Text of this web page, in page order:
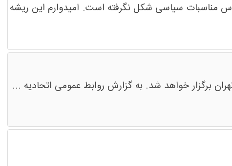
مناسبات سیاسی شکل نگرفته است. امیدوارم این ریشه